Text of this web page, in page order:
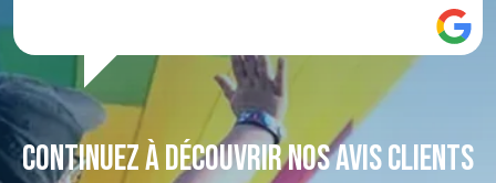
CONTINUEZ À DÉCOUVRIR NOS AVIS CLIENTS